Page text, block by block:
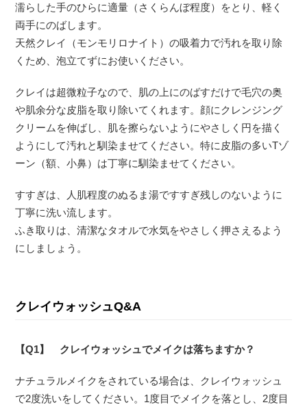
濡らした手のひらに適量（さくらんぼ程度）をとり、軽く
両手にのばします。
天然クレイ（モンモリロナイト）の吸着力で汚れを取り除
くため、泡立てずにお使いください。
クレイは超微粒子なので、肌の上にのばすだけで毛穴の奥
や肌余分な皮脂を取り除いてくれます。顔にクレンジング
クリームを伸ばし、肌を擦らないようにやさしく円を描く
ようにして汚れと馴染ませてください。特に皮脂の多いTゾ
ーン（額、小鼻）は丁寧に馴染ませてください。
すすぎは、人肌程度のぬるま湯ですすぎ残しのないように
丁寧に洗い流します。
ふき取りは、清潔なタオルで水気をやさしく押さえるよう
にしましょう。
クレイウォッシュQ&A
【Q1】 クレイウォッシュでメイクは落ちますか？
ナチュラルメイクをされている場合は、クレイウォッシュ
で2度洗いをしてください。1度目でメイクを落とし、2度目